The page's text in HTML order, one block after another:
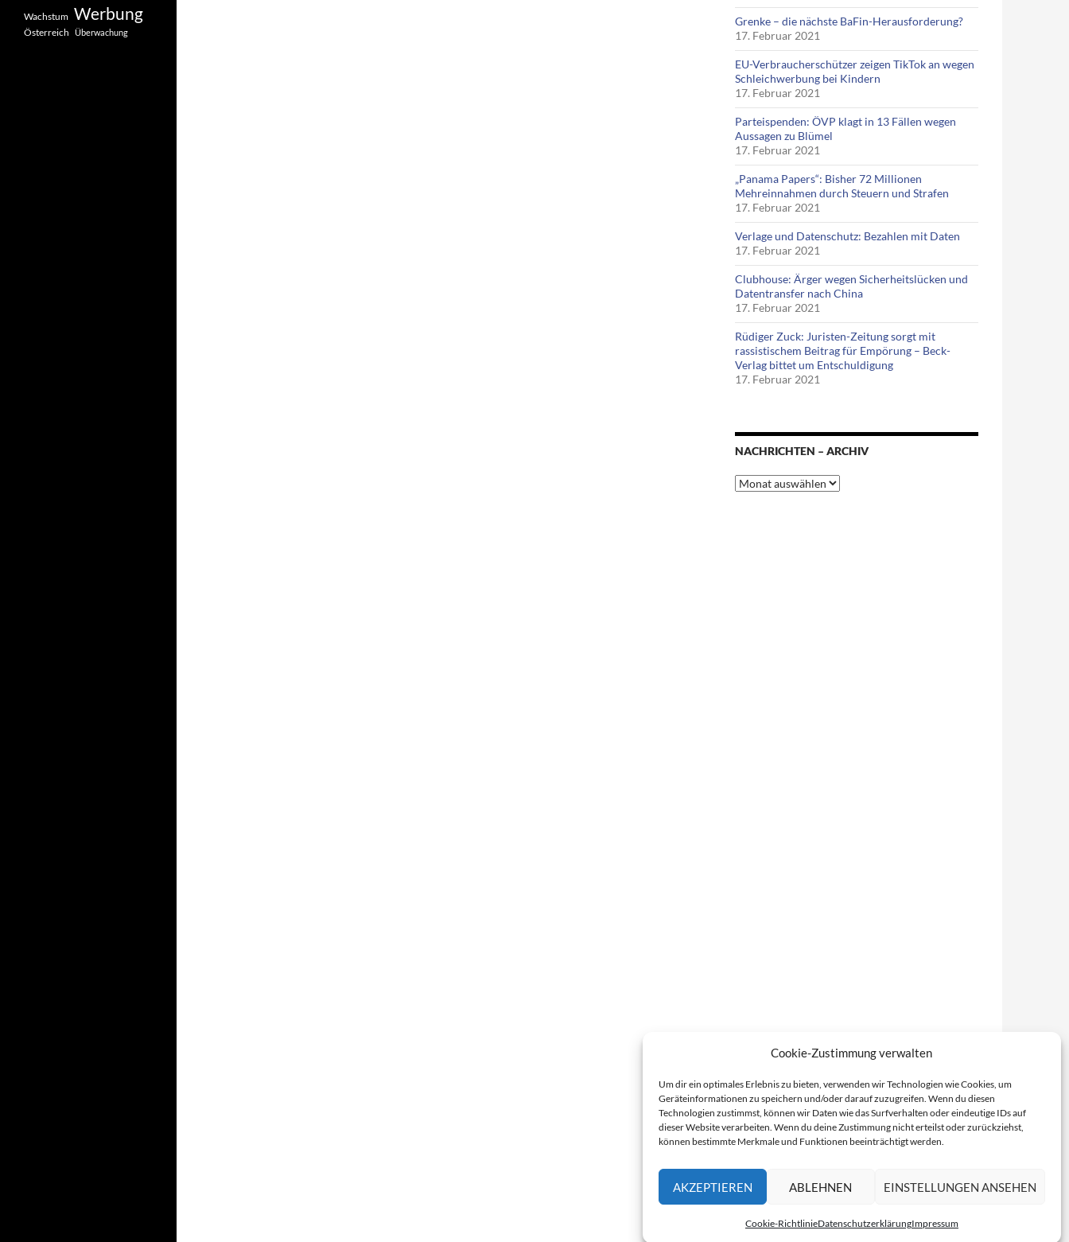
Cookie-Zustimmung verwalten
Um dir ein optimales Erlebnis zu bieten, verwenden wir Technologien wie Cookies, um
Geräteinformationen zu speichern und/oder darauf zuzugreifen. Wenn du diesen
Technologien zustimmst, können wir Daten wie das Surfverhalten oder eindeutige IDs auf
dieser Website verarbeiten. Wenn du deine Zustimmung nicht erteilst oder zurückziehst,
können bestimmte Merkmale und Funktionen beeinträchtigt werden.
AKZEPTIEREN ABLEHNEN EINSTELLUNGEN ANSEHEN
Cookie-RichtlinieDatenschutzerklärungImpressum
Grenke – die nächste BaFin-Herausforderung?
17. Februar 2021
EU-Verbraucherschützer zeigen TikTok an wegen
Schleichwerbung bei Kindern
17. Februar 2021
Parteispenden: ÖVP klagt in 13 Fällen wegen
Aussagen zu Blümel
17. Februar 2021
„Panama Papers“: Bisher 72 Millionen
Mehreinnahmen durch Steuern und Strafen
17. Februar 2021
Verlage und Datenschutz: Bezahlen mit Daten
17. Februar 2021
Clubhouse: Ärger wegen Sicherheitslücken und
Datentransfer nach China
17. Februar 2021
Rüdiger Zuck: Juristen-Zeitung sorgt mit
rassistischem Beitrag für Empörung – Beck-
Verlag bittet um Entschuldigung
17. Februar 2021
NACHRICHTEN – ARCHIV
Nachrichten
–
Wachstum Werbung
Österreich Überwachung